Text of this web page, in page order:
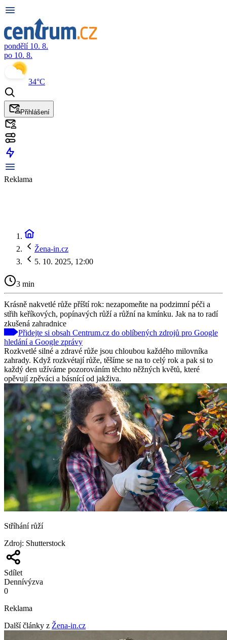
pondělí 10. 8.
po 10. 8.
34°C
Přihlášení
Reklama
Žena-in.cz
5. 10. 2025, 12:00
3 min
Krásně nakvetlé růže příští rok: nezapomeňte na podzimní péči a
střih keříkových, popínavých růží a růžní na kmínku. Jak na to radí
zkušená zahradnice
Přidejte si obsah Centrum.cz do oblíbených zdrojů pro Google
hledání a Google zprávy
Rozkvetlé silné a zdravé růže jsou chloubou každého milovníka
zahrady. Když rozkvétají růže, těšíme se na to celý rok a pak si to
každý den užíváme pozorováním těchto něžných květů, které
opěvují zpěváci a básnící od jakživa.
Stříhání růží
Zdroj: Shutterstock
Sdílet
Dennívýzva
0
Reklama
Další články z Žena-in.cz